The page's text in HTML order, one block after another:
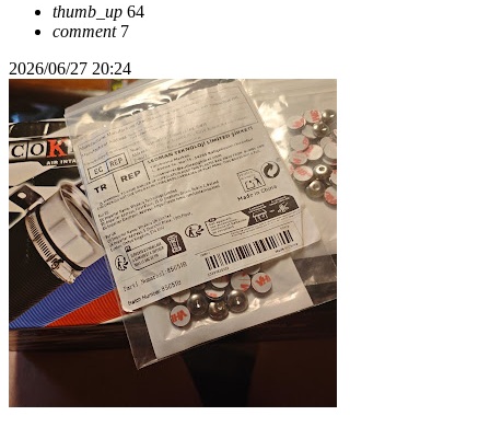
thumb_up 64
comment7
2026/06/27 20:24